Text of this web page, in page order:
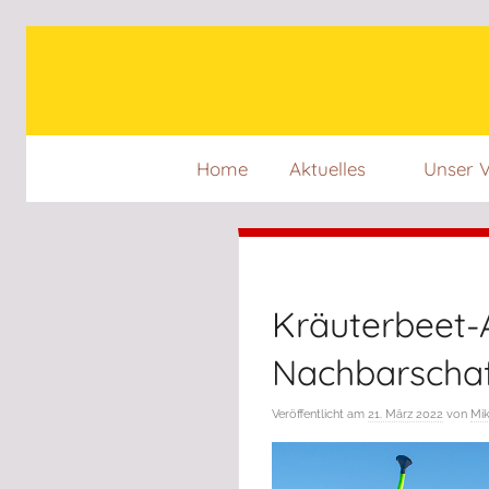
Home Aktuelles Unser
Veröffentlicht am 21. März 2022 von